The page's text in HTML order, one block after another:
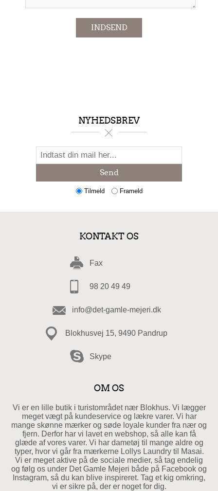
INDSEND
NYHEDSBREV
Send
Tilmeld Frameld
KONTAKT OS
Fax
98 20 49 49
info@det-gamle-mejeri.dk
Blokhusvej 15, 9490 Pandrup
Skype
OM OS
Vi er en lille butik i turistområdet nær Blokhus. Vi lægger
meget vægt på kundeservice og lækre varer. Vi har
mange skønne mærker og søde loyale kunder fra nær og
fjern. Derfor har vi lavet en webshop, så alle kan få
glæde af vores varer. Vi har dametøj til mange aldre og
typer, hvor vi går fra mærkerne Lollys Laundry til Masai.
Vi er meget aktive på de sociale medier, så tag endelig
og følg os under Det Gamle Mejeri både på Facebook og
Instagram, så du kan blive inspireret. Tag et kig omkring,
vi er sikre på, der er noget for dig.